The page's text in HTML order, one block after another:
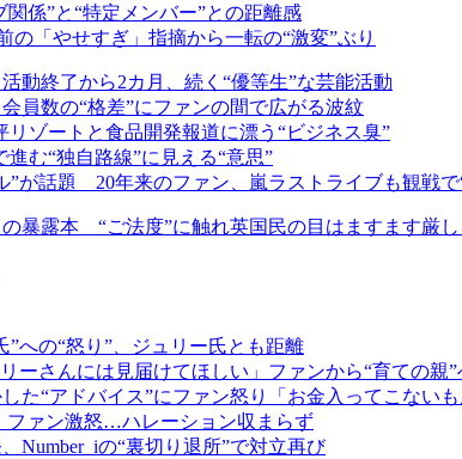
係”と“特定メンバー”との距離感
「やせすぎ」指摘から一転の“激変”ぶり
動終了から2カ月、続く“優等生”な芸能活動
員数の“格差”にファンの間で広がる波紋
ゾートと食品開発報道に漂う“ビジネス臭”
む“独自路線”に見える“意思”
が話題 20年来のファン、嵐ラストライブも観戦で
暴露本 “ご法度”に触れ英国民の目はますます厳し
への“怒り”、ジュリー氏とも距離
さんには見届けてほしい」ファンから“育ての親
“アドバイス”にファン怒り「お金入ってこないも
ファン激怒…ハレーション収まらず
の“裏切り退所”で対立再び